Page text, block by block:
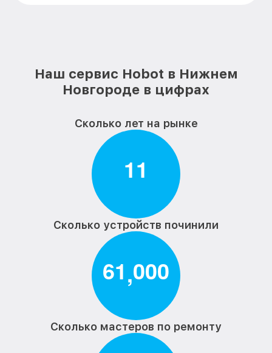
Профилактическая чистка робота-
пылесоса Hobot
от 500₽
Очистка датчиков робота-пылесоса
Наш сервис Hobot в Нижнем
Новгороде в цифрах
Сколько лет на рынке
11
Сколько устройств починили
61,000
Сколько мастеров по ремонту